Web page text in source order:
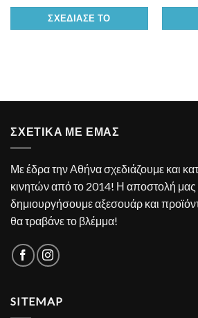
ΣΧΕΔΊΑΣΕ ΤΟ
ΣΧΕΤΙΚΑ ΜΕ ΕΜΑΣ
Με έδρα την Αθήνα σχεδιάζουμε και
κινητών από το 2014! Η αποστολή μας
δημιουργήσουμε αξεσουάρ και
θα τραβάνε το βλέμμα!
SITEMAP